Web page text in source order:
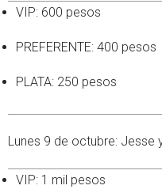
VIP: 600 pesos
PREFERENTE: 400 pesos
PLATA: 250 pesos
Lunes 9 de octubre: Jesse
VIP: 1 mil pesos